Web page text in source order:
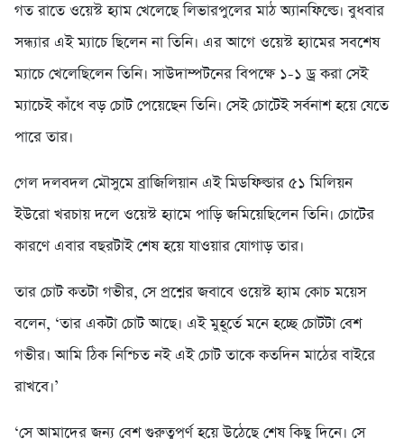
গত রাতে ওয়েস্ট হ্যাম খেলেছে লিভারপুলের মাঠ অ্যানফিল্ডে। বুধবার
সন্ধ্যার এই ম্যাচে ছিলেন না তিনি। এর আগে ওয়েস্ট হ্যামের সবশেষ
ম্যাচে খেলেছিলেন তিনি। সাউদাম্পটনের বিপক্ষে ১-১ ড্র করা সেই
ম্যাচেই কাঁধে বড় চোট পেয়েছেন তিনি। সেই চোটেই সর্বনাশ হয়ে যেতে
পারে তার।
গেল দলবদল মৌসুমে ব্রাজিলিয়ান এই মিডফিল্ডার ৫১ মিলিয়ন
ইউরো খরচায় দলে ওয়েস্ট হ্যামে পাড়ি জমিয়েছিলেন তিনি। চোটের
কারণে এবার বছরটাই শেষ হয়ে যাওয়ার যোগাড় তার।
তার চোট কতটা গভীর, সে প্রশ্নের জবাবে ওয়েস্ট হ্যাম কোচ ময়েস
বলেন, ‘তার একটা চোট আছে। এই মুহূর্তে মনে হচ্ছে চোটটা বেশ
গভীর। আমি ঠিক নিশ্চিত নই এই চোট তাকে কতদিন মাঠের বাইরে
রাখবে।’
‘সে আমাদের জন্য বেশ গুরুত্বপূর্ণ হয়ে উঠেছে শেষ কিছু দিনে। সে